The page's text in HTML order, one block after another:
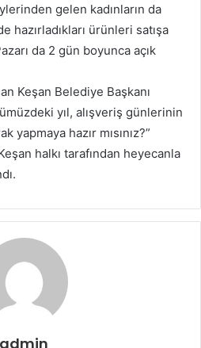
gelen kadınların da
ürünleri satışa
da 2 gün boyunca açık
Keşan Belediye Başkanı
yıl, alışveriş günlerinin
yapmaya hazır mısınız?”
halkı tarafından heyecanla
admin